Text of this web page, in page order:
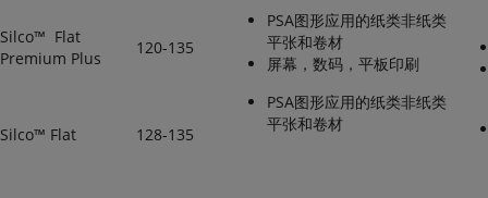
Silco™ Flat
Premium Plus
120-135
PSA图形应用的纸类非纸类
平张和卷材
屏幕，数码，平板印刷
Silco™ Flat 128-135
PSA图形应用的纸类非纸类
平张和卷材